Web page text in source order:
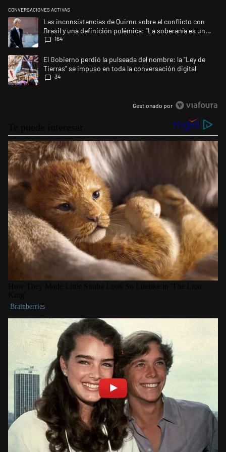
CONVERSACIONES ACTIVAS
Este listado muestra los artículos con más comentarios en los últimos
Un artículo de tendencia con el título "Las inconsistencias de Quirno
Las inconsistencias de Quirno sobre el conflicto con
Brasil y una definición polémica: "La soberanía es un
concepto antiguo"
164
Un artículo de tendencia con el título "El Gobierno perdió la pulseada
El Gobierno perdió la pulseada del nombre: la "Ley de
Tierras" se impuso en toda la conversación digital
34
Gestionado por